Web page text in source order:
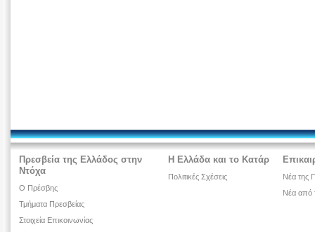
Πρεσβεία της Ελλάδος στην
Ντόχα
Ο Πρέσβης
Τμήματα Πρεσβείας
Στοιχεία Επικοινωνίας
Η Ελλάδα και το Κατάρ
Πολιτικές Σχέσεις
Νέα της
Νέα από